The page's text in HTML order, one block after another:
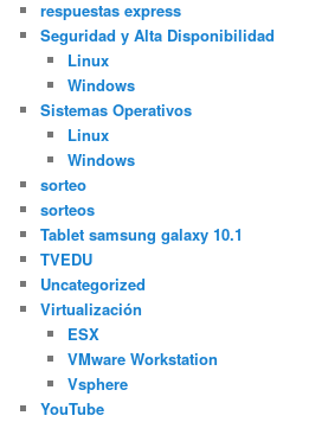
respuestas express
Seguridad y Alta Disponibilidad
Linux
Windows
Sistemas Operativos
Linux
Windows
sorteo
sorteos
Tablet samsung galaxy 10.1
TVEDU
Uncategorized
Virtualización
ESX
VMware Workstation
Vsphere
YouTube